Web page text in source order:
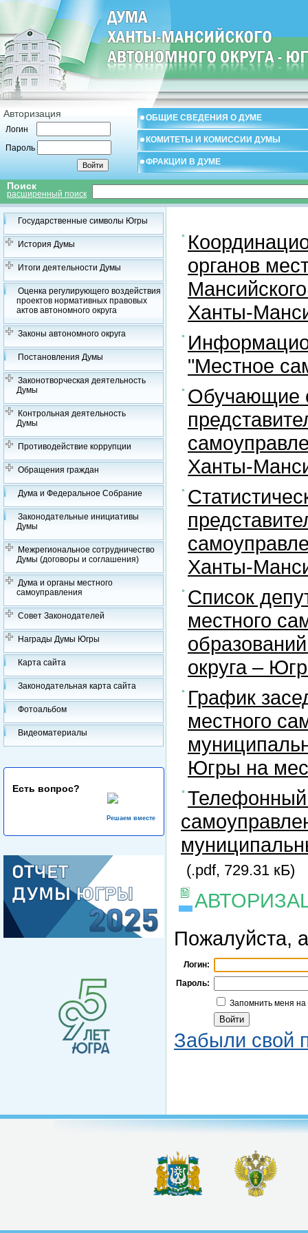
Авторизация
Логин
Пароль
ОБЩИЕ СВЕДЕНИЯ О ДУМЕ
КОМИТЕТЫ И КОМИССИИ ДУМЫ
ФРАКЦИИ В ДУМЕ
Поиск
расширенный поиск
Государственные символы Югры
История Думы
Итоги деятельности Думы
Оценка регулирующего воздействия
проектов нормативных правовых
актов автономного округа
Законы автономного округа
Постановления Думы
Законотворческая деятельность
Думы
Контрольная деятельность
Думы
Противодействие коррупции
Обращения граждан
Дума и Федеральное Собрание
Законодательные инициативы
Думы
Межрегиональное сотрудничество
Думы (договоры и соглашения)
Дума и органы местного
самоуправления
Совет Законодателей
Награды Думы Югры
Карта сайта
Законодательная карта сайта
Фотоальбом
Видеоматериалы
Есть вопрос?
Решаем вместе
органов
Ханты-
"Местное
Обучающие
Ханты-
Ханты-
Список
местного
округа –
График
местного
Югры на
Телефонный
(.pdf, 729.31 кБ)
Пожалуйста,
Логин:
Пароль:
Запомнить меня
Забыли свой